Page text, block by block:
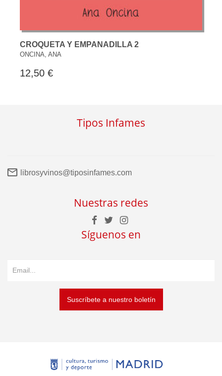
CROQUETA Y EMPANADILLA 2
ONCINA, ANA
12,50 €
Tipos Infames
librosyvinos@tiposinfames.com
Nuestras redes
Síguenos en
Suscríbete a nuestro boletín